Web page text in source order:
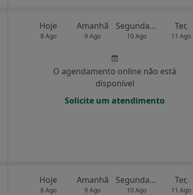
Hoje
8 Ago
Amanhã
9 Ago
Segunda-feira
10 Ago
Ter,
11 Ago
O agendamento online não está
disponível
Solicite um atendimento
Hoje
8 Ago
Amanhã
9 Ago
Segunda-feira
10 Ago
Ter,
11 Ago